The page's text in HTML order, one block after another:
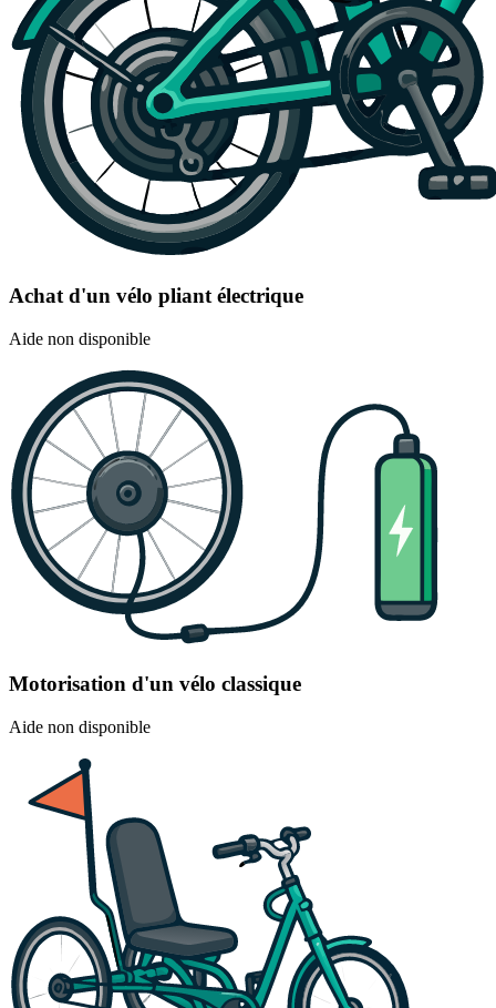
Achat d'un vélo pliant électrique
Aide non disponible
Motorisation d'un vélo classique
Aide non disponible